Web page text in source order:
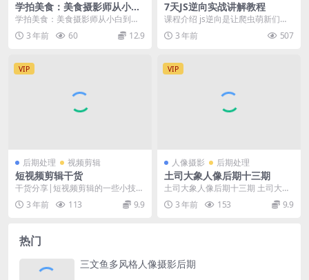
学拍美食：美食摄影师从小白
到视觉盛宴摄影课程
学拍美食：美食摄影师从小白到视
觉盛宴摄影课程 学拍美食：美食摄
影师从小白到视觉盛...
3 年前 60 12.9
7天JS逆向实战讲解教程
课程介绍 js逆向是让爬虫萌新们比
较头疼的一块领域，因为市面上大
部分的爬虫书籍等...
3 年前 507
VIP
后期处理 视频剪辑
短视频剪辑干货
干货分享|短视频剪辑的一些小技巧
与准则 最近几年，短视频行业在我
国已经呈现井喷式...
3 年前 113 9.9
VIP
人像摄影 后期处理
土司大象人像后期十三期
土司大象人像后期十三期 土司大
象】私教班课程
3 年前 153 9.9
热门
三文鱼多风格人像摄影后期